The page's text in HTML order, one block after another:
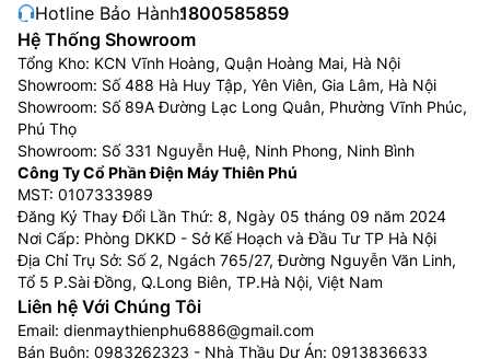
Hotline Bảo Hành:1800585859
Hệ Thống Showroom
Tổng Kho: KCN Vĩnh Hoàng, Quận Hoàng Mai, Hà Nội
Showroom: Số 488 Hà Huy Tập, Yên Viên, Gia Lâm, Hà Nội
Showroom: Số 89A Đường Lạc Long Quân, Phường Vĩnh Phúc,
Phú Thọ
Showroom: Số 331 Nguyễn Huệ, Ninh Phong, Ninh Bình
Công Ty Cổ Phần Điện Máy Thiên Phú
MST: 0107333989
Đăng Ký Thay Đổi Lần Thứ: 8, Ngày 05 tháng 09 năm 2024
Nơi Cấp: Phòng DKKD - Sở Kế Hoạch và Đầu Tư TP Hà Nội
Địa Chỉ Trụ Sở: Số 2, Ngách 765/27, Đường Nguyễn Văn Linh,
Tổ 5 P.Sài Đồng, Q.Long Biên, TP.Hà Nội, Việt Nam
Liên hệ Với Chúng Tôi
Email: dienmaythienphu6886@gmail.com
Bán Buôn: 0983262323 - Nhà Thầu Dự Án: 0913836633